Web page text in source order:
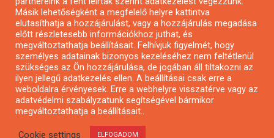
Pályázatok civil szervezeteknek
Pályázatok vállalkozásoknak
Önkormányzati pályázatok
Mezőgazdasági pályázatok
Falusi turizmus pályázatok
Napelem pályázatok
GINOP pályázatok
Másik lehetőségként a megfelelő helyre kattintva
elutasíthatja a hozzájárulást, vagy a hozzájárulás megadása
előtt részletesebb információkhoz juthat, és
megváltoztathatja beállításait. Felhívjuk figyelmét, hogy
személyes adatainak bizonyos kezeléséhez nem feltétlenül
szükséges az Ön hozzájárulása, de jogában áll tiltakozni az
ilyen jellegű adatkezelés ellen. A beállításai csak erre a
weboldalra érvényesek. Erre a webhelyre visszatérve vagy az
adatvédelmi szabályzatunk segítségével bármikor
megváltoztathatja a beállításait..
Cookie settings ELFOGADOM